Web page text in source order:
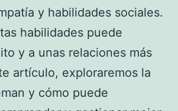
y habilidades sociales.
habilidades puede
y a unas relaciones más
artículo, exploraremos la
y cómo puede